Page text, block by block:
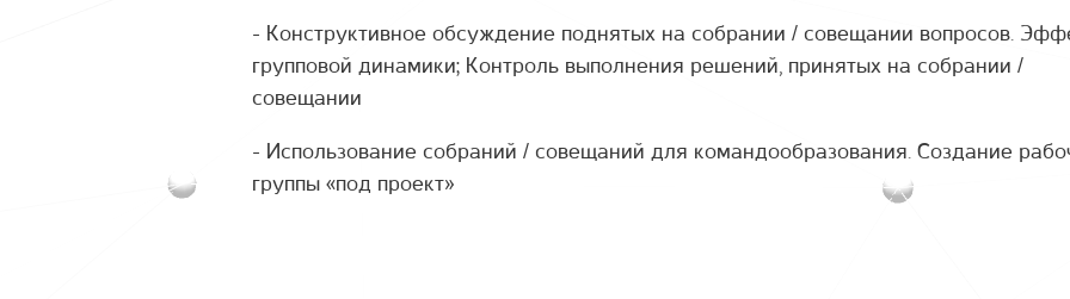
- Конструктивное обсуждение поднятых на собрании / совещании вопросов.
групповой динамики; Контроль выполнения решений, принятых на собрании /
совещании
- Использование собраний / совещаний для командообразования. Создание
группы «под проект»